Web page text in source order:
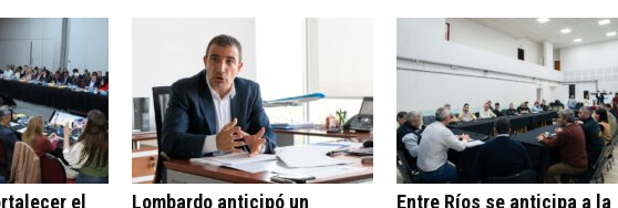
el
Lombardo anticipó un
Entre Ríos se anticipa a la